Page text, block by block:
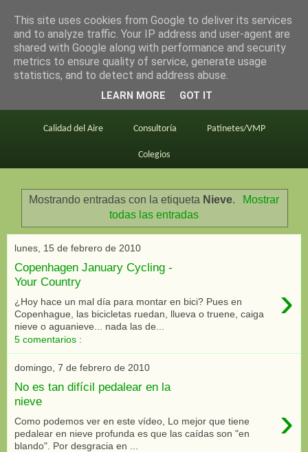
en bici por madrid
Este blog BiciMAD Primeros consejos
Calidad del Aire Consultoría Patinetes/VMP
Colegios
Mostrando entradas con la etiqueta Nieve.
Mostrar
todas las entradas
lunes, 15 de febrero de 2010
Copenhagen January Cycling -
Your Country
›
¿Hoy hace un mal día para montar en bici? Pues en
Copenhague, las bicicletas ruedan, llueva o truene, caiga
nieve o aguanieve... nada las de...
5 comentarios :
domingo, 7 de febrero de 2010
No es tan difícil pedalear en la
nieve
›
Como podemos ver en este vídeo, Lo mejor que tiene
pedalear en nieve profunda es que las caídas son "en
blando". Por desgracia en ...
This site uses cookies from Google to deliver its services
and to analyze traffic. Your IP address and user-agent are
shared with Google along with performance and security
metrics to ensure quality of service, generate usage
statistics, and to detect and address abuse.
LEARN MORE GOT IT